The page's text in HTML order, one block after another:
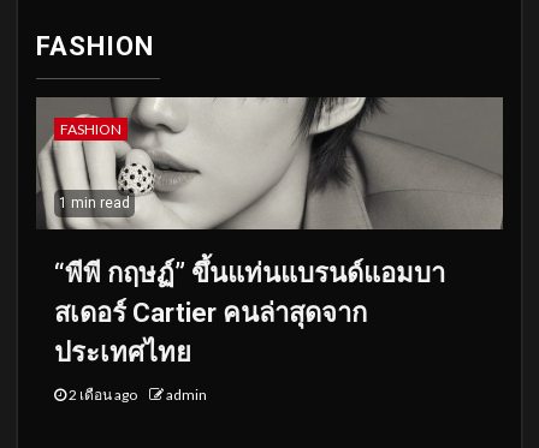
FASHION
FASHION
1 min read
“พีพี กฤษฏ์” ขึ้นแท่นแบรนด์แอมบา
สเดอร์ Cartier คนล่าสุดจาก
ประเทศไทย
2 เดือน ago admin